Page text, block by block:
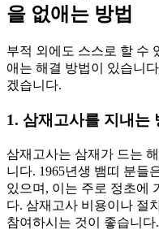
을 없애는 방법
부적 외에도 스스로 할 수
애는 해결 방법이 있습니
겠습니다.
1. 삼재고사를 지내는
삼재고사는 삼재가 드는
니다. 1965년생 뱀띠 분들
있으며, 이는 주로 정초에
다. 삼재고사 비용이나 절
참여하시는 것이 좋습니다.